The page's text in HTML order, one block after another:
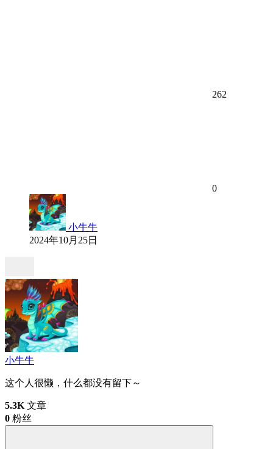
262
0
小牛牛
2024年10月25日
小牛牛
这个人很懒，什么都没有留下～
5.3K 文章
0 粉丝